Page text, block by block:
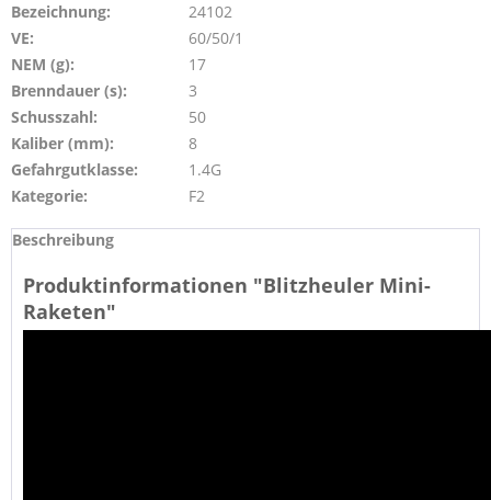
Bezeichnung:
24102
VE:
60/50/1
NEM (g):
17
Brenndauer (s):
3
Schusszahl:
50
Kaliber (mm):
8
Gefahrgutklasse:
1.4G
Kategorie:
F2
Beschreibung
Produktinformationen "Blitzheuler Mini-
Raketen"